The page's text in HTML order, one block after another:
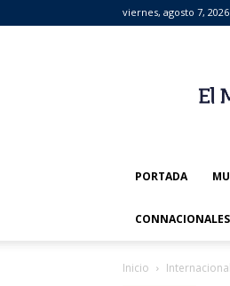
viernes, agosto 7, 2026
Digital
PORTADA
CONNACIONALES
Inicio